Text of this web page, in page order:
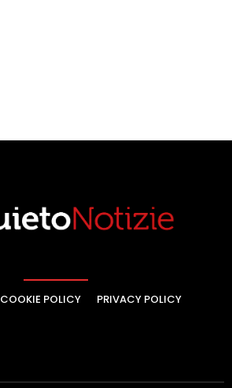
COOKIE POLICY PRIVACY POLICY